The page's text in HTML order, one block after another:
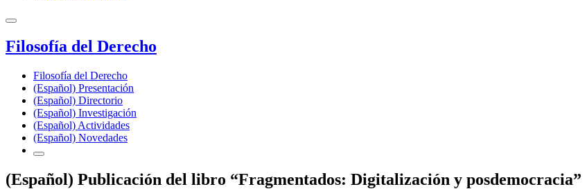
Filosofía del Derecho
Filosofía del Derecho
(Español) Presentación
(Español) Directorio
(Español) Investigación
(Español) Actividades
(Español) Novedades
(Español) Publicación del libro “Fragmentados: Digitalización y posdemocracia”